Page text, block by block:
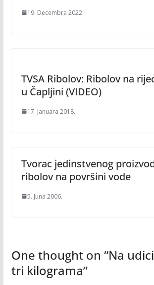
19. Decembra 2022.
TVSA Ribolov: Ribolov na
u Čapljini (VIDEO)
17. Januara 2018.
Tvorac jedinstvenog
ribolov na površini vode
5. Juna 2006.
One thought on “Na
tri kilograma”